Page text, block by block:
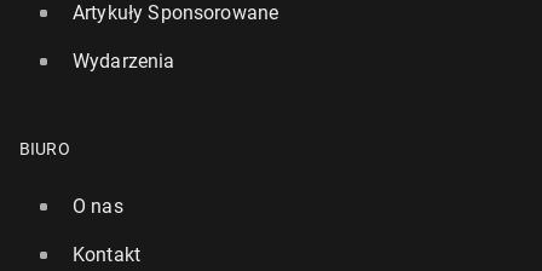
Artykuły Sponsorowane
Wydarzenia
BIURO
O nas
Kontakt